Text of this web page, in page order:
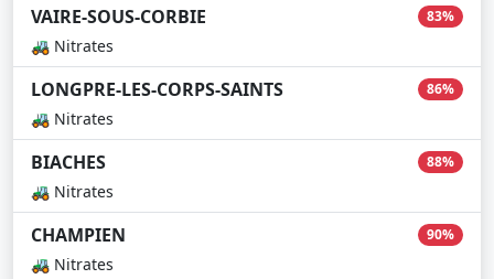
VAIRE-SOUS-CORBIE 83%
🚜 Nitrates
LONGPRE-LES-CORPS-SAINTS 86%
🚜 Nitrates
BIACHES 88%
🚜 Nitrates
CHAMPIEN 90%
🚜 Nitrates